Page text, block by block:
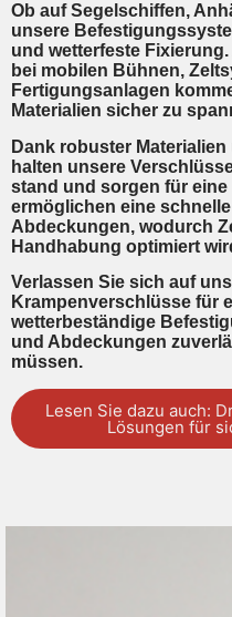
Ob auf Segelschiffen,
unsere
und wetterfeste
bei mobilen Bühnen,
Fertigungsanlagen
Materialien sicher zu
Dank robuster
halten unsere
stand und sorgen für
ermöglichen eine
Abdeckungen, wodurch
Handhabung optimiert
Verlassen Sie sich auf
Krampenverschlüsse für
wetterbeständige
und Abdeckungen
müssen.
Lesen Sie dazu auch:
Lösungen für